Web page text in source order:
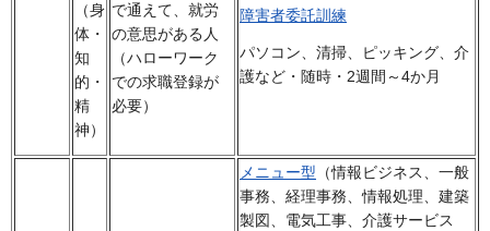
（身
体・
知
的・
精
神）
で通えて、就労
の意思がある人
（ハローワーク
での求職登録が
必要）
障害者委託訓練
パソコン、清掃、ピッキング、介
護など・随時・2週間～4か月
メニュー型 （情報ビジネス、一般
事務、経理事務、情報処理、建築
製図、電気工事、介護サービス